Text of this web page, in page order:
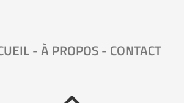
-À PROPOS- CONTACT